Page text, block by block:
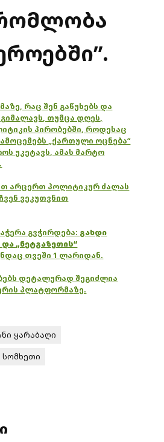
რაც შენ გაწუხებს და
თუმცა დღეს,
პირობებში, როდესაც
„ქართული ოცნება“
უკეტავს, ამას მარტო
არცერთ პოლიტიკურ ძალას
ვეკუთვნით
გვჭირდება: გახდი
„ნეტგაზეთის“
თვეში 1 ლარიდან.
დეტალურად შეგიძლია
პლატფორმაზე.
ყარაბაღი
სომხეთი